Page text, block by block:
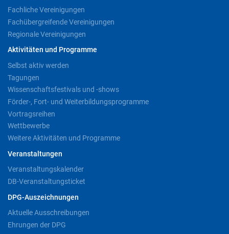
Fachliche Vereinigungen
Fachübergreifende Vereinigungen
Regionale Vereinigungen
Aktivitäten und Programme
Selbst aktiv werden
Tagungen
Wissenschaftsfestivals und -shows
Förder-, Fort- und Weiterbildungsprogramme
Vortragsreihen
Wettbewerbe
Weitere Aktivitäten und Programme
Veranstaltungen
Veranstaltungskalender
DB-Veranstaltungsticket
DPG-Auszeichnungen
Aktuelle Ausschreibungen
Ehrungen der DPG